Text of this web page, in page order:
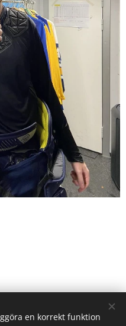
4, 954 42 Södra
en korrekt funktion